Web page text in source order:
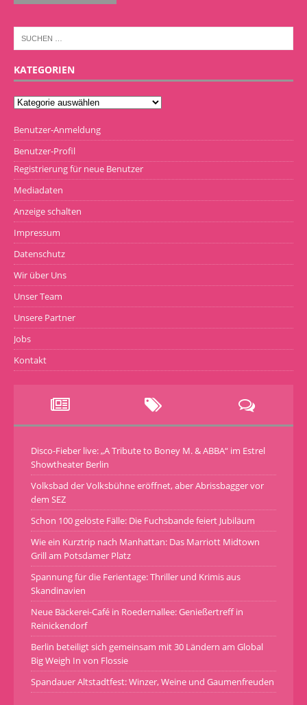
KATEGORIEN
Benutzer-Anmeldung
Benutzer-Profil
Registrierung für neue Benutzer
Mediadaten
Anzeige schalten
Impressum
Datenschutz
Wir über Uns
Unser Team
Unsere Partner
Jobs
Kontakt
Disco-Fieber live: „A Tribute to Boney M. & ABBA“ im Estrel
Showtheater Berlin
Volksbad der Volksbühne eröffnet, aber Abrissbagger vor
dem SEZ
Schon 100 gelöste Fälle: Die Fuchsbande feiert Jubiläum
Wie ein Kurztrip nach Manhattan: Das Marriott Midtown
Grill am Potsdamer Platz
Spannung für die Ferientage: Thriller und Krimis aus
Skandinavien
Neue Bäckerei-Café in Roedernallee: Genießertreff in
Reinickendorf
Berlin beteiligt sich gemeinsam mit 30 Ländern am Global
Big Weigh In von Flossie
Spandauer Altstadtfest: Winzer, Weine und Gaumenfreuden